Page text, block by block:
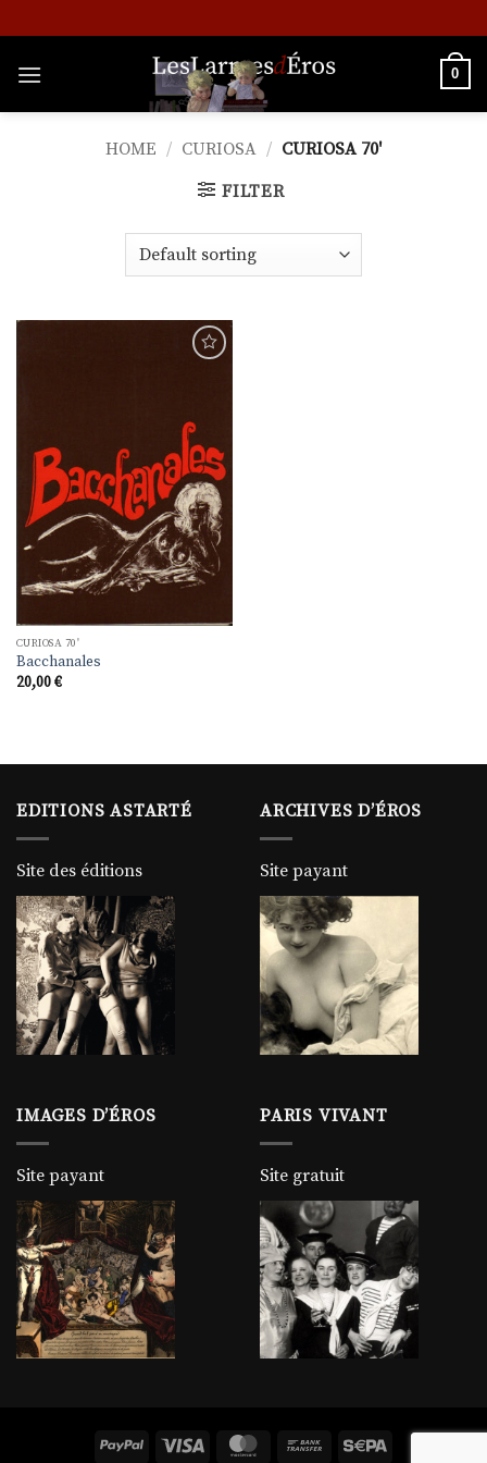
to
content
0
HOME / CURIOSA / CURIOSA 70'
FILTER
souhaits
CURIOSA 70'
Bacchanales
20,00€
EDITIONS ASTARTÉ
Site des éditions
ARCHIVES D’ÉROS
Site payant
IMAGES D’ÉROS
Site payant
PARIS VIVANT
Site gratuit
PayPal Visa MasterCardBank
Sepa